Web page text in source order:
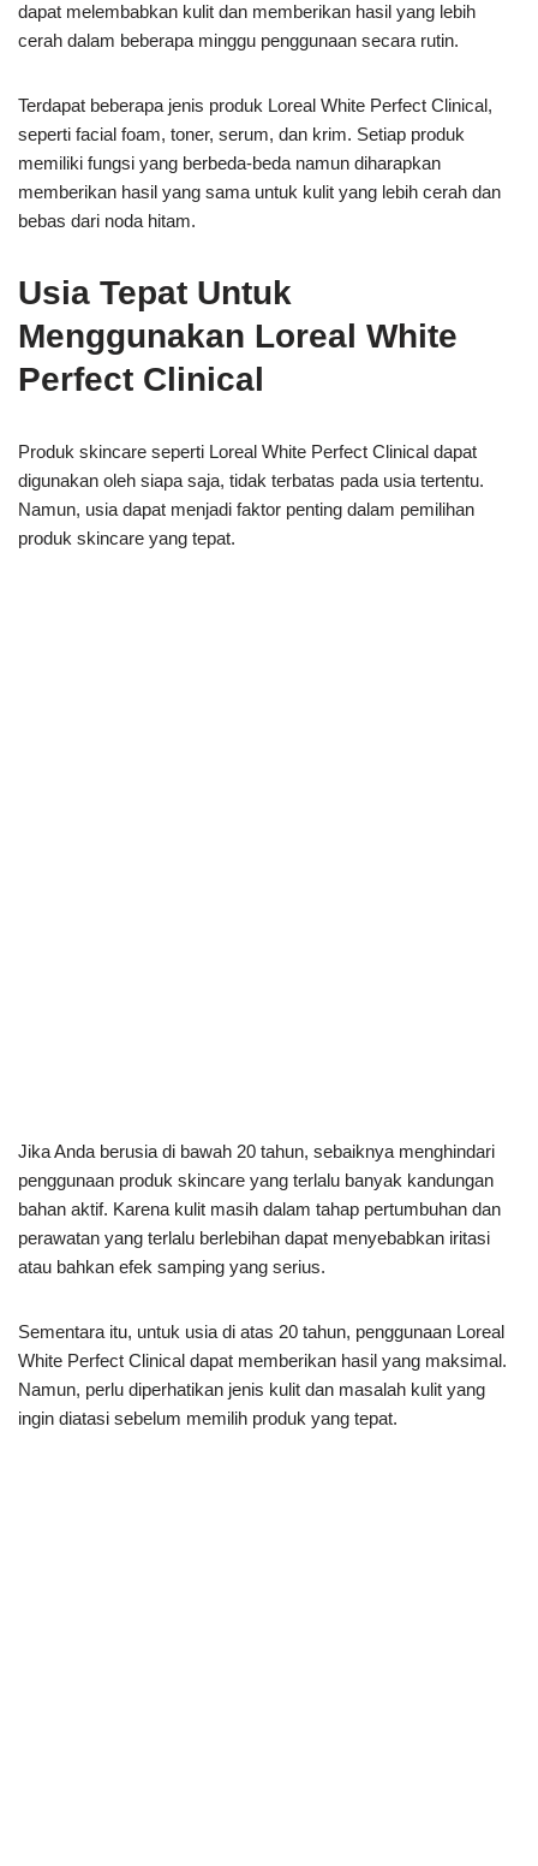
dapat melembabkan kulit dan memberikan hasil yang lebih
cerah dalam beberapa minggu penggunaan secara rutin.
Terdapat beberapa jenis produk Loreal White Perfect Clinical,
seperti facial foam, toner, serum, dan krim. Setiap produk
memiliki fungsi yang berbeda-beda namun diharapkan
memberikan hasil yang sama untuk kulit yang lebih cerah dan
bebas dari noda hitam.
Usia Tepat Untuk
Menggunakan Loreal White
Perfect Clinical
Produk skincare seperti Loreal White Perfect Clinical dapat
digunakan oleh siapa saja, tidak terbatas pada usia tertentu.
Namun, usia dapat menjadi faktor penting dalam pemilihan
produk skincare yang tepat.
Jika Anda berusia di bawah 20 tahun, sebaiknya menghindari
penggunaan produk skincare yang terlalu banyak kandungan
bahan aktif. Karena kulit masih dalam tahap pertumbuhan dan
perawatan yang terlalu berlebihan dapat menyebabkan iritasi
atau bahkan efek samping yang serius.
Sementara itu, untuk usia di atas 20 tahun, penggunaan Loreal
White Perfect Clinical dapat memberikan hasil yang maksimal.
Namun, perlu diperhatikan jenis kulit dan masalah kulit yang
ingin diatasi sebelum memilih produk yang tepat.